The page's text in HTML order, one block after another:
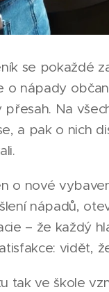
se pokaždé
o nápady
Na
a pak o nich
o nové
nápadů,
– že každý
vidět,
tak ve škole